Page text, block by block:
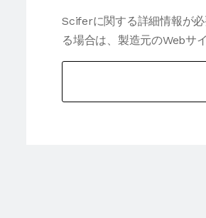
Sciferに関する詳細情報が
る場合は、製造元のWebサ